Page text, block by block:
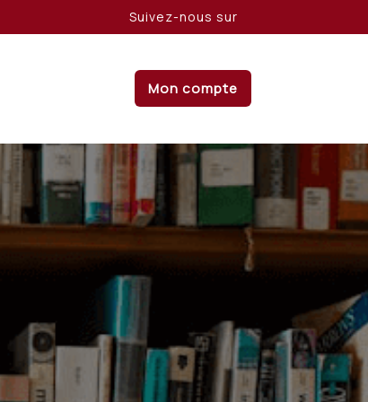
Suivez-nous sur
Mon compte